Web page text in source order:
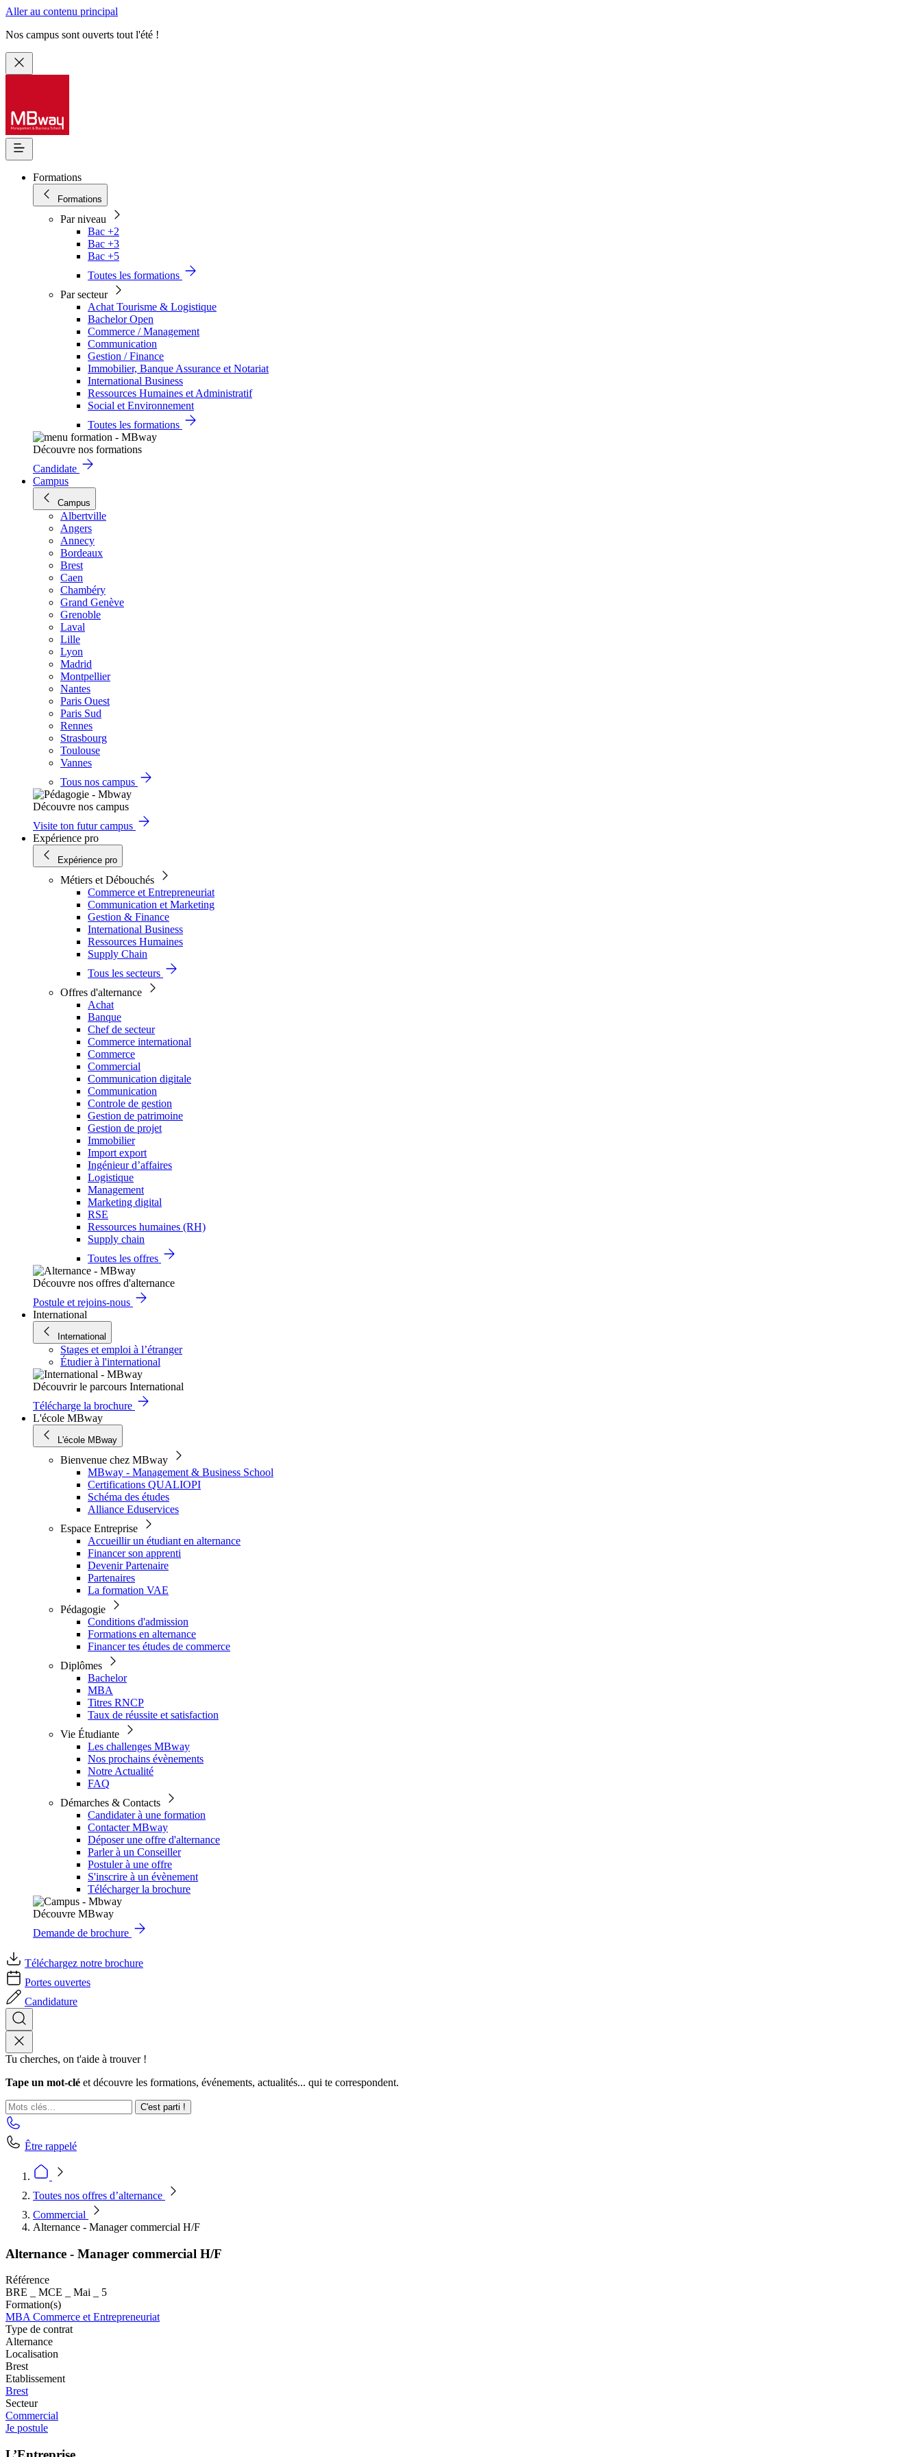
Aller au contenu principal
Nos campus sont ouverts tout l'été !
Formations
Formations
Par niveau
Bac +2
Bac +3
Bac +5
Toutes les formations
Par secteur
Achat Tourisme & Logistique
Bachelor Open
Commerce / Management
Communication
Gestion / Finance
Immobilier, Banque Assurance et Notariat
International Business
Ressources Humaines et Administratif
Social et Environnement
Toutes les formations
Découvre nos formations
Candidate
Campus
Campus
Albertville
Angers
Annecy
Bordeaux
Brest
Caen
Chambéry
Grand Genève
Grenoble
Laval
Lille
Lyon
Madrid
Montpellier
Nantes
Paris Ouest
Paris Sud
Rennes
Strasbourg
Toulouse
Vannes
Tous nos campus
Découvre nos campus
Visite ton futur campus
Expérience pro
Expérience pro
Métiers et Débouchés
Commerce et Entrepreneuriat
Communication et Marketing
Gestion & Finance
International Business
Ressources Humaines
Supply Chain
Tous les secteurs
Offres d'alternance
Achat
Banque
Chef de secteur
Commerce international
Commerce
Commercial
Communication digitale
Communication
Controle de gestion
Gestion de patrimoine
Gestion de projet
Immobilier
Import export
Ingénieur d’affaires
Logistique
Management
Marketing digital
RSE
Ressources humaines (RH)
Supply chain
Toutes les offres
Découvre nos offres d'alternance
Postule et rejoins-nous
International
International
Stages et emploi à l’étranger
Étudier à l'international
Découvrir le parcours International
Télécharge la brochure
L'école MBway
L'école MBway
Bienvenue chez MBway
MBway - Management & Business School
Certifications QUALIOPI
Schéma des études
Alliance Eduservices
Espace Entreprise
Accueillir un étudiant en alternance
Financer son apprenti
Devenir Partenaire
Partenaires
La formation VAE
Pédagogie
Conditions d'admission
Formations en alternance
Financer tes études de commerce
Diplômes
Bachelor
MBA
Titres RNCP
Taux de réussite et satisfaction
Vie Étudiante
Les challenges MBway
Nos prochains évènements
Notre Actualité
FAQ
Démarches & Contacts
Candidater à une formation
Contacter MBway
Déposer une offre d'alternance
Parler à un Conseiller
Postuler à une offre
S'inscrire à un évènement
Télécharger la brochure
Découvre MBway
Demande de brochure
Téléchargez notre brochure
Portes ouvertes
Candidature
Tu cherches, on t'aide à trouver !
Tape un mot-clé et découvre les formations, événements, actualités... qui te correspondent.
C'est parti !
Être rappelé
Toutes nos offres d’alternance
Commercial
Alternance - Manager commercial H/F
Alternance - Manager commercial H/F
Référence
BRE _ MCE _ Mai _ 5
Formation(s)
MBA Commerce et Entrepreneuriat
Type de contrat
Alternance
Localisation
Brest
Etablissement
Brest
Secteur
Commercial
Je postule